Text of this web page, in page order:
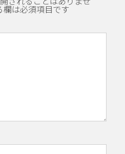
は必須項目です